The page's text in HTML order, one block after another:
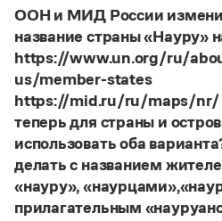
Правила русского языка: от азов
Интерактивные упражнения: от
Скороговорки
Издательство
Словари
Научпоп
Учебники и справочники
Все книги
местах (несколько, много
знаю, что на стенах своей
разные географические
Бретер. И эти карты,
Страница ответа
Страница ответа
ООН и МИД России
название страны «Науру»
https://www.un.org/ru/
us/member-states
https://mid.ru/ru/maps/nr/
теперь для страны и
использовать оба
делать с названием
«науру»,
прилагательным